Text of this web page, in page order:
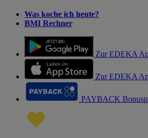
Was koche ich heute?
BMI Rechner
Zur EDEKA
Zur EDEKA
PAYBACK